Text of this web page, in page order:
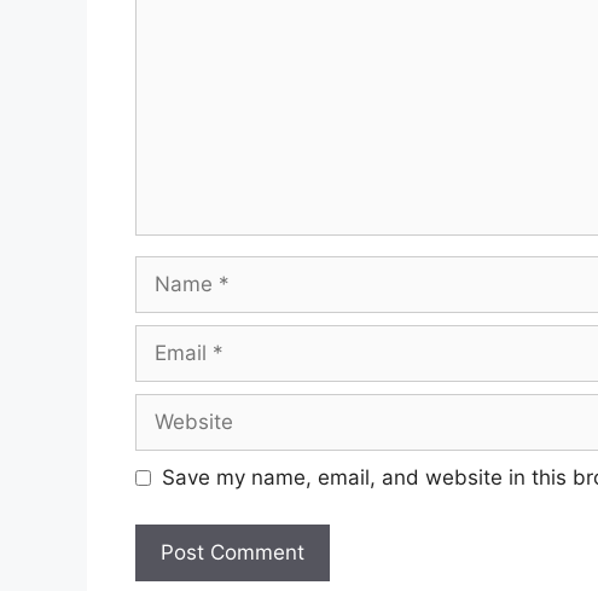
Name
Email
Website
Save my name, email, and website in this